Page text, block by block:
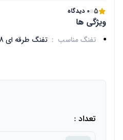
5 0 دیدگاه
ویژگی ها
تفنگ مناسب : تفنگ طرقه ای 8 تایی
تعداد :